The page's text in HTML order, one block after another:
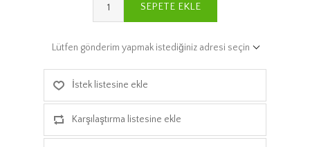
SEPETE EKLE
Lütfen gönderim yapmak istediğiniz adresi seçin
İstek listesine ekle
Karşılaştırma listesine ekle